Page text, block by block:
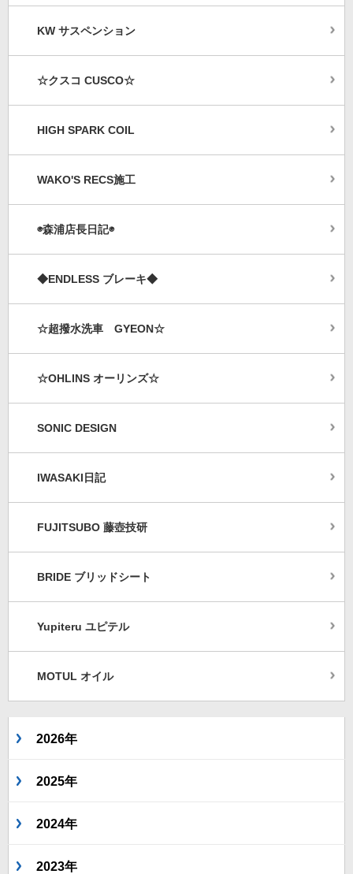
KW サスペンション
☆クスコ CUSCO☆
HIGH SPARK COIL
WAKO'S RECS施工
◉森浦店長日記◉
◆ENDLESS ブレーキ◆
☆超撥水洗車 GYEON☆
☆OHLINS オーリンズ☆
SONIC DESIGN
IWASAKI日記
FUJITSUBO 藤壺技研
BRIDE ブリッドシート
Yupiteru ユピテル
MOTUL オイル
2026年
2025年
2024年
2023年